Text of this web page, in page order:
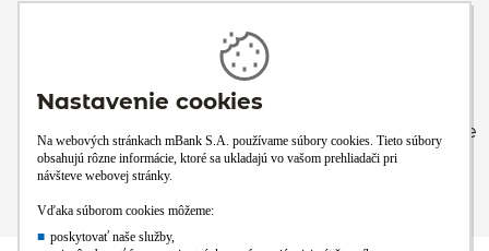
Veríme, že banka by mala byť
dnes mali po ruke šikovné riešenie toho, čo sa
vám ešte včera mohlo zdať zložité.
Veríme, že banka má byť
tam, kde ste vy
, aby ste
naše služby využívali vždy, keď práve
potrebujete.